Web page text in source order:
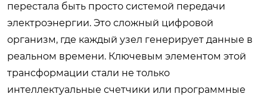
перестала быть просто системой передачи
электроэнергии. Это сложный цифровой
организм, где каждый узел генерирует данные в
реальном времени. Ключевым элементом этой
трансформации стали не только
интеллектуальные счетчики или программные